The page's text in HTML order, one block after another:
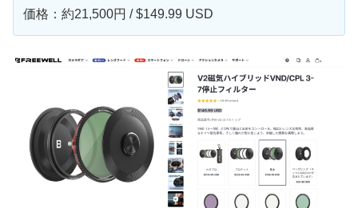
価格：約21,500円 / $149.99 USD